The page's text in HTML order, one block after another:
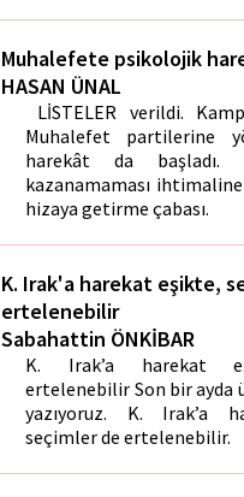
Muhalefete psikolojik
HASAN ÜNAL
LİSTELER verildi.
Muhalefet partilerine
harekât da başladı.
kazanamaması
hizaya getirme çabası.
K. Irak'a harekat eşikte,
ertelenebilir
Sabahattin ÖNKİBAR
K. Irak’a harekat
ertelenebilir Son bir ayda
yazıyoruz. K. Irak’a
seçimler de ertelenebilir.